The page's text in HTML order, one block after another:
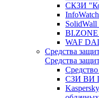
СКЗИ
WAF
Средства
Средства
СЗИ ВИ